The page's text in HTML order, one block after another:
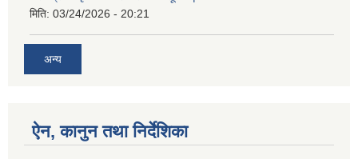
मिति: 03/24/2026 - 20:21
अन्य
ऐन, कानुन तथा निर्देशिका